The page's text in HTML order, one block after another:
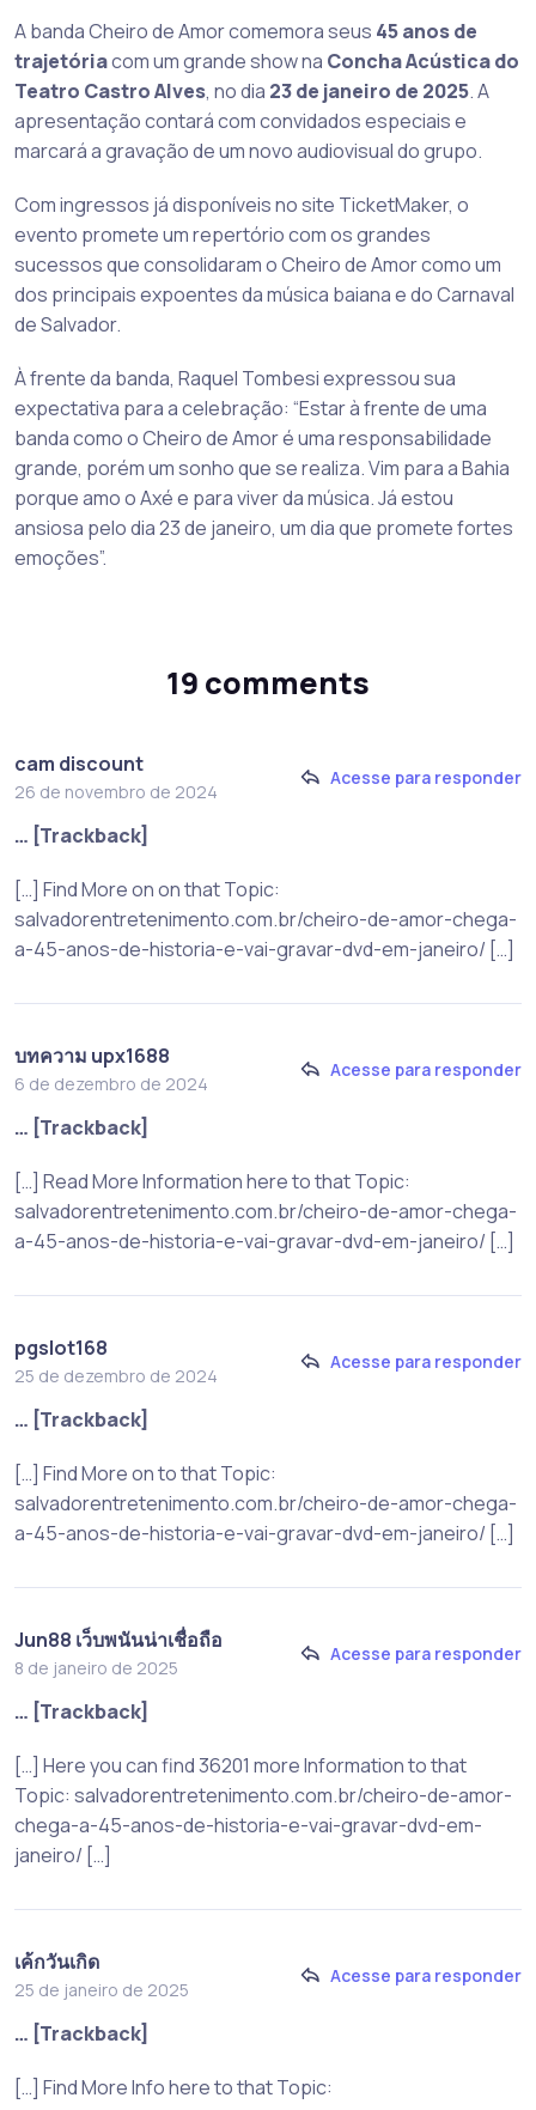
A banda Cheiro de Amor comemora seus 45 anos de
trajetóriacom um grande show na Concha Acústica do
Teatro Castro Alves, no dia 23 de janeiro de 2025. A
apresentação contará com convidados especiais e
marcará a gravação de um novo audiovisual do grupo.
Com ingressos já disponíveis no site TicketMaker, o
evento promete um repertório com os grandes
sucessos que consolidaram o Cheiro de Amor como um
dos principais expoentes da música baiana e do Carnaval
de Salvador.
À frente da banda, Raquel Tombesi expressou sua
expectativa para a celebração: “Estar à frente de uma
banda como o Cheiro de Amor é uma responsabilidade
grande, porém um sonho que se realiza. Vim para a Bahia
porque amo o Axé e para viver da música. Já estou
ansiosa pelo dia 23 de janeiro, um dia que promete fortes
emoções”.
19 comments
cam discount
26 de novembro de 2024
Acesse para responder
… [Trackback]
[…] Find More on on that Topic:
salvadorentretenimento.com.br/cheiro-de-amor-chega-
a-45-anos-de-historia-e-vai-gravar-dvd-em-janeiro/ […]
บทความ upx1688
6 de dezembro de 2024
Acesse para responder
… [Trackback]
[…] Read More Information here to that Topic:
salvadorentretenimento.com.br/cheiro-de-amor-chega-
a-45-anos-de-historia-e-vai-gravar-dvd-em-janeiro/ […]
pgslot168
25 de dezembro de 2024
Acesse para responder
… [Trackback]
[…] Find More on to that Topic:
salvadorentretenimento.com.br/cheiro-de-amor-chega-
a-45-anos-de-historia-e-vai-gravar-dvd-em-janeiro/ […]
Jun88 เว็บพนันน่าเชื่อถือ
8 de janeiro de 2025
Acesse para responder
… [Trackback]
[…] Here you can find 36201 more Information to that
Topic: salvadorentretenimento.com.br/cheiro-de-amor-
chega-a-45-anos-de-historia-e-vai-gravar-dvd-em-
janeiro/ […]
เค้กวันเกิด
25 de janeiro de 2025
Acesse para responder
… [Trackback]
[…] Find More Info here to that Topic: